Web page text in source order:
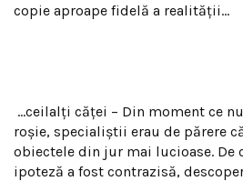
copie aproape fidelă a realităţii…
…ceilalţi căţei – Din moment ce
roşie, specialiştii erau de părere
obiectele din jur mai lucioase. De
ipoteză a fost contrazisă,